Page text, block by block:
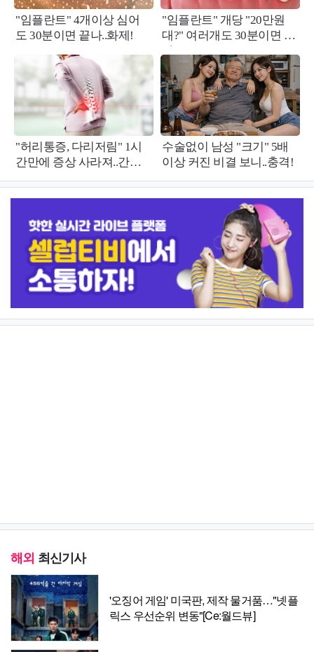
해외 최신기사
'오징어 게임' 미국판, 제작 물거품…"넷플
릭스 우선순위 변동"[Ce:월드뷰]